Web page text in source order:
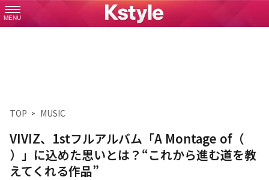
MENU
TOP MUSIC
VIVIZ、1stフルアルバム「A Montage of（
）」に込めた思いとは？“これから進む道を教
えてくれる作品”